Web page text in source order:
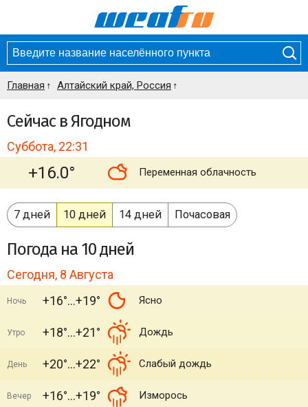
Главная Алтайский край, Россия
Сейчас в Ягодном
Суббота, 22:31
+16.0° Переменная облачность
7 дней 10 дней 14 дней Почасовая
Погода на 10 дней
Сегодня, 8 Августа
Ночь +16° +19° Ясно
Утро +18° +21° Дождь
День +20° +22° Слабый дождь
Вечер +16° +19° Изморось